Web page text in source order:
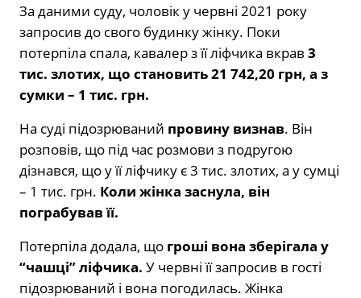
За даними суду, чоловік у червні 2021 року
запросив до свого будинку жінку. Поки
потерпіла спала, кавалер з її ліфчика вкрав 3
тис. злотих, що становить 21 742,20 грн, а з
сумки – 1 тис. грн.
На суді підозрюваний провину визнав. Він
розповів, що під час розмови з подругою
дізнався, що у її ліфчику є 3 тис. злотих, а у сумці
– 1 тис. грн. Коли жінка заснула, він
пограбував її.
Потерпіла додала, що гроші вона зберігала у
“чашці” ліфчика. У червні її запросив в гості
підозрюваний і вона погодилась. Жінка